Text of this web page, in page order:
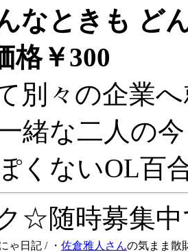
んなときも ど
格￥300
別々の企業
緒な二人の
くないOL百
☆随時募集
ゃ日記 / ・ 佐倉雅人さんの気まま散